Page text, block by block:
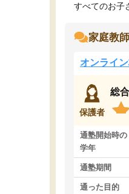
すべてのお子
家庭教
オンライ
保護者
総
通塾開始時の
学年
通塾期間
通った目的